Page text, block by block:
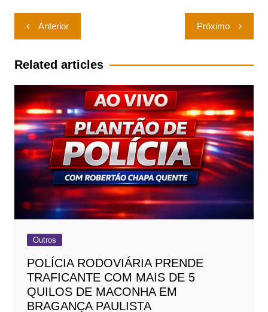
Navegação
de
Post
Anterior Próximo
Related articles
Outros
POLÍCIA RODOVIÁRIA PRENDE
TRAFICANTE COM MAIS DE 5
QUILOS DE MACONHA EM
BRAGANÇA PAULISTA